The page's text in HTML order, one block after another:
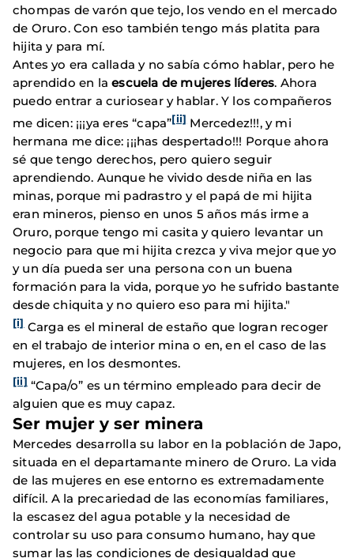
chompas de varón que tejo, los vendo en el mercado
de Oruro. Con eso también tengo más platita para
hijita y para mí.
Antes yo era callada y no sabía cómo hablar, pero he
aprendido en laescuela de mujeres líderes. Ahora
puedo entrar a curiosear y hablar. Y los compañeros
me dicen: ¡¡¡ya eres “capa”[ii]Mercedez!!!, y mi
hermana me dice: ¡¡¡has despertado!!! Porque ahora
sé que tengo derechos, pero quiero seguir
aprendiendo. Aunque he vivido desde niña en las
minas, porque mi padrastro y el papá de mi hijita
eran mineros, pienso en unos 5 años más irme a
Oruro, porque tengo mi casita y quiero levantar un
negocio para que mi hijita crezca y viva mejor que yo
y un día pueda ser una persona con un buena
formación para la vida, porque yo he sufrido bastante
desde chiquita y no quiero eso para mi hijita."
[i]Carga es el mineral de estaño que logran recoger
en el trabajo de interior mina o en, en el caso de las
mujeres, en los desmontes.
[ii]“Capa/o” es un término empleado para decir de
alguien que es muy capaz.
Ser mujer y ser minera
Mercedes desarrolla su labor en la población de Japo,
situada en el departamante minero de Oruro. La vida
de las mujeres en ese entorno es extremadamente
difícil. A la precariedad de las economías familiares,
la escasez del agua potable y la necesidad de
controlar su uso para consumo humano, hay que
sumar las las condiciones de desigualdad que